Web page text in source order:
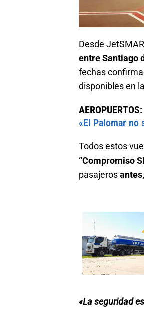
Desde
entre Santiago
fechas
disponibles en
AEROPUERTOS:
«El Palomar no
Todos estos
“Compromiso
pasajeros
«La seguridad